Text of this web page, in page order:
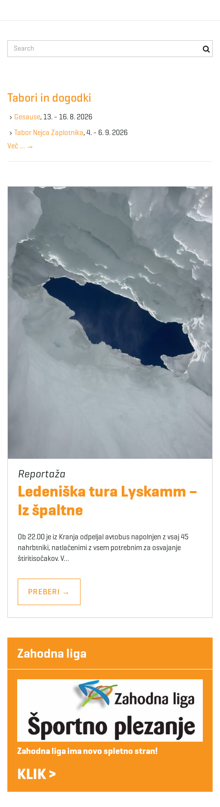
e
e
y
w
r
Tabori in dogodki
Gesause, 13. - 16. 8. 2026
Tabor Nejca Zaplotnika, 4. - 6. 9. 2026
Več … →
Ledeniška tura Lyskamm –
Iz špaltne
Ob 22.00 je iz Kranja odpeljal avtobus napolnjen z vsaj 45
nahrbtniki, natlačenimi z vsem potrebnim za osvajanje
štiritisočakov. V…
PREBERI →
Zahodna liga
Zahodna liga ima novo spletno stran!
KLIK >